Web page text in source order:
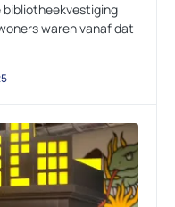
bibliotheekvestiging
waren vanaf dat